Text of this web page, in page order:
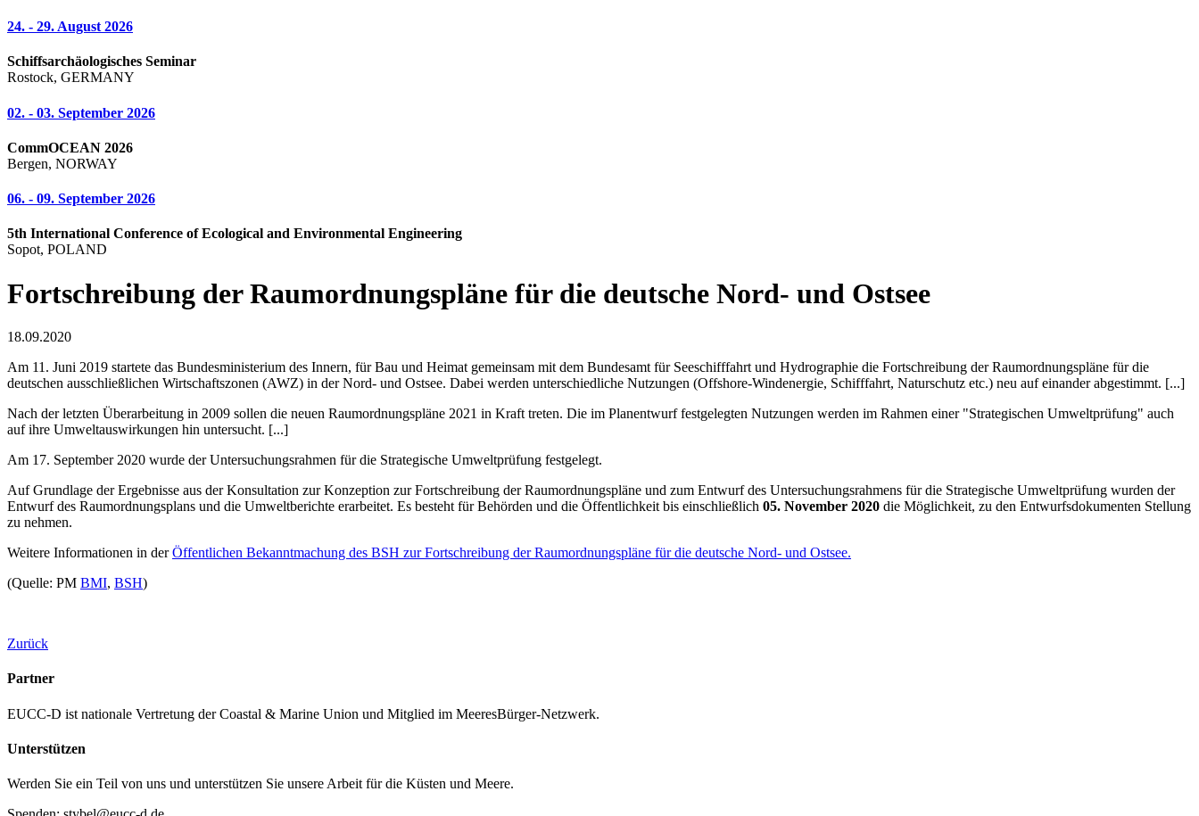
24. - 29. August 2026
Schiffsarchäologisches Seminar
Rostock, GERMANY
02. - 03. September 2026
CommOCEAN 2026
Bergen, NORWAY
06. - 09. September 2026
5th International Conference of Ecological and Environmental Engineering
Sopot, POLAND
Fortschreibung der Raumordnungspläne für die deutsche Nord- und Ostsee
18.09.2020
Am 11. Juni 2019 startete das Bundesministerium des Innern, für Bau und Heimat gemeinsam mit dem Bundesamt für Seeschifffahrt und Hydrographie die Fortschreibung der Raumordnungspläne für die
deutschen ausschließlichen Wirtschaftszonen (AWZ) in der Nord- und Ostsee. Dabei werden unterschiedliche Nutzungen (Offshore-Windenergie, Schifffahrt, Naturschutz etc.) neu auf einander abgestimmt. [...]
Nach der letzten Überarbeitung in 2009 sollen die neuen Raumordnungspläne 2021 in Kraft treten. Die im Planentwurf festgelegten Nutzungen werden im Rahmen einer "Strategischen Umweltprüfung" auch
auf ihre Umweltauswirkungen hin untersucht. [...]
Am 17. September 2020 wurde der Untersuchungsrahmen für die Strategische Umweltprüfung festgelegt.
Auf Grundlage der Ergebnisse aus der Konsultation zur Konzeption zur Fortschreibung der Raumordnungspläne und zum Entwurf des Untersuchungsrahmens für die Strategische Umweltprüfung wurden der
Entwurf des Raumordnungsplans und die Umweltberichte erarbeitet. Es besteht für Behörden und die Öffentlichkeit bis einschließlich 05. November 2020 die Möglichkeit, zu den Entwurfsdokumenten Stellung
zu nehmen.
Weitere Informationen in derÖffentlichen Bekanntmachung des BSH zur Fortschreibung der Raumordnungspläne für die deutsche Nord- und Ostsee.
(Quelle: PM BMI, BSH)
Zurück
Partner
EUCC-D ist nationale Vertretung der Coastal & Marine Union und Mitglied im MeeresBürger-Netzwerk.
Unterstützen
Werden Sie ein Teil von uns und unterstützen Sie unsere Arbeit für die Küsten und Meere.